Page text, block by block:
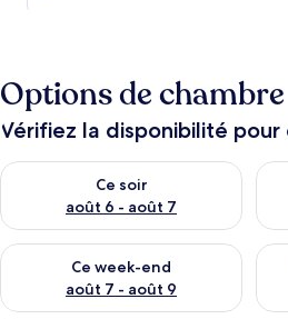
Options de chambre
Vérifiez la disponibilité pour
Ce soir
août 6 - août 7
Vérifier la disponibilité pour ce soir
Ce week-end
août 7 - août 9
Vérifier la disponibilité pour ce